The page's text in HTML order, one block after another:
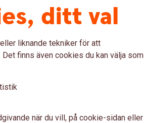
ditt val
liknande tekniker för att
finns även cookies du kan välja som
när du vill, på cookie-sidan eller